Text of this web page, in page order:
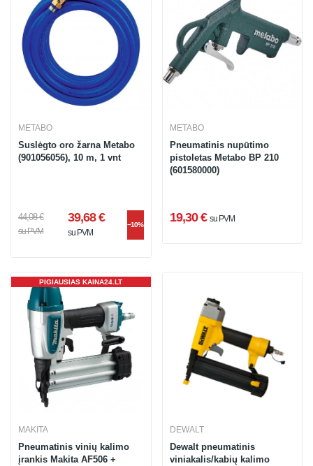
METABO
Suslėgto oro žarna Metabo
(901056056), 10 m, 1 vnt
44,08 €
su PVM
39,68 €
su PVM
−10%
METABO
Pneumatinis nupūtimo
pistoletas Metabo BP 210
(601580000)
19,30 € su PVM
PIGIAUSIAS KAINA24.LT
MAKITA
Pneumatinis vinių kalimo
įrankis Makita AF506 +
DEWALT
Dewalt pneumatinis
viniakalis/kabių kalimo